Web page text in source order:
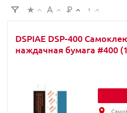
DSPIAE DSP-400
наждачная бумага #400